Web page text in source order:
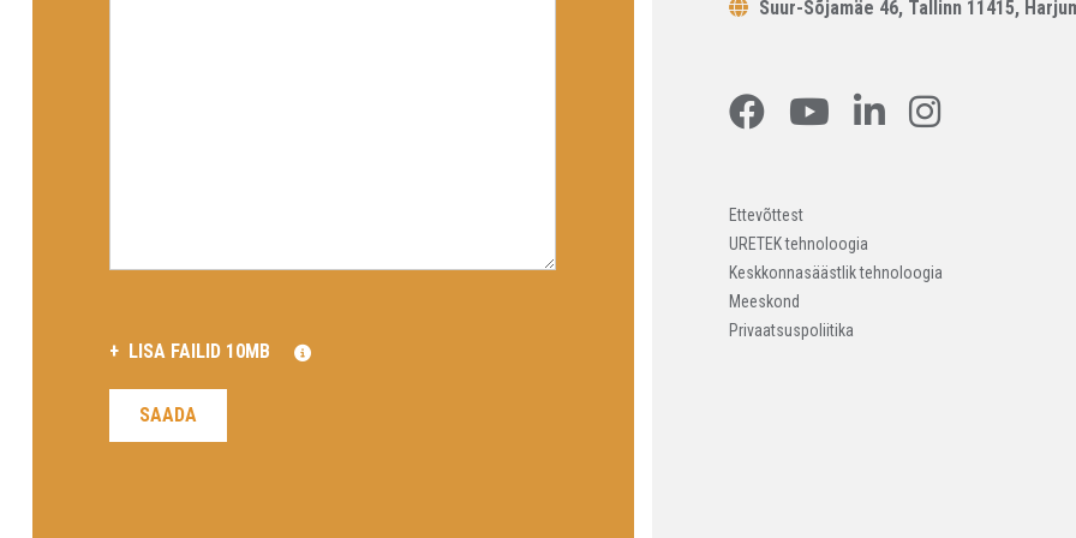
Suur-Sõjamäe 46, Tallinn 11415,
Ettevõttest
URETEK tehnoloogia
Keskkonnasäästlik tehnoloogia
Meeskond
Privaatsuspoliitika